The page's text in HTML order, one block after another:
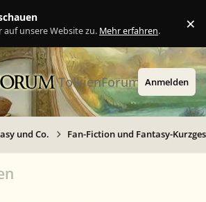
auf unsere Website zu. Mehr erfahren. ×
TolkienForum Anmelden
und Co. Fan-Fiction und Fantasy-